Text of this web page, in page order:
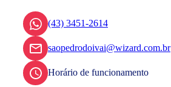
(43) 3451-2614
saopedrodoivai@wizard.com.br
Horário de funcionamento